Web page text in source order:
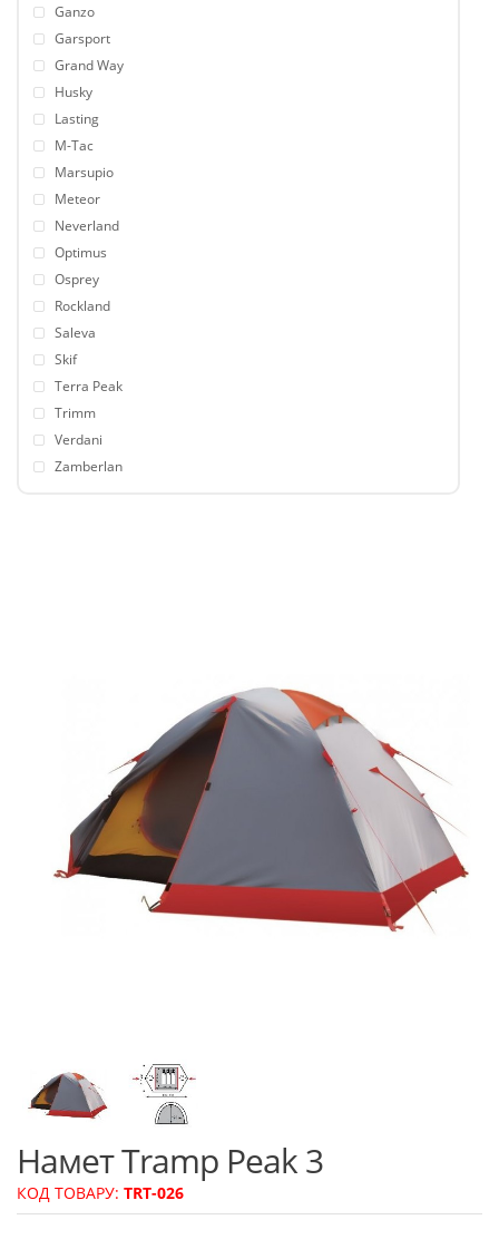
Ganzo
Garsport
Grand Way
Husky
Lasting
M-Tac
Marsupio
Meteor
Neverland
Optimus
Osprey
Rockland
Saleva
Skif
Terra Peak
Trimm
Verdani
Zamberlan
Намет Tramp Peak 3
КОД ТОВАРУ: TRT-026